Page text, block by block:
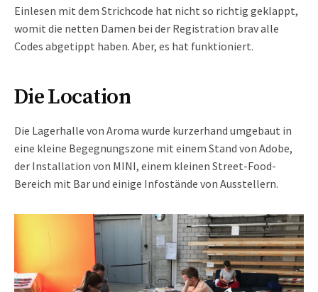
Einlesen mit dem Strichcode hat nicht so richtig geklappt,
womit die netten Damen bei der Registration brav alle
Codes abgetippt haben. Aber, es hat funktioniert.
Die Location
Die Lagerhalle von Aroma wurde kurzerhand umgebaut in
eine kleine Begegnungszone mit einem Stand von Adobe,
der Installation von MINI, einem kleinen Street-Food-
Bereich mit Bar und einige Infostände von Ausstellern.